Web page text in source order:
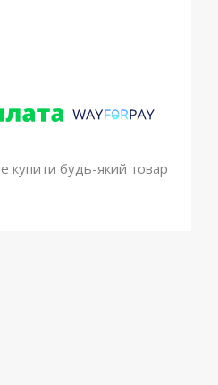
купити будь-який товар